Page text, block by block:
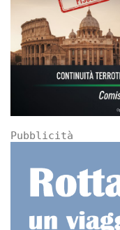
Pubblicità